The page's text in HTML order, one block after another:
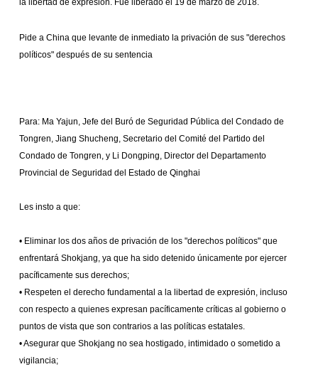
Pide a China que levante de inmediato la privación de sus "derechos
políticos" después de su sentencia
Para: Ma Yajun, Jefe del Buró de Seguridad Pública del Condado de
Tongren, Jiang Shucheng, Secretario del Comité del Partido del
Condado de Tongren, y Li Dongping, Director del Departamento
Provincial de Seguridad del Estado de Qinghai
Les insto a que:
• Eliminar los dos años de privación de los "derechos políticos" que
enfrentará Shokjang, ya que ha sido detenido únicamente por ejercer
pacíficamente sus derechos;
• Respeten el derecho fundamental a la libertad de expresión, incluso
con respecto a quienes expresan pacíficamente críticas al gobierno o
puntos de vista que son contrarios a las políticas estatales.
• Asegurar que Shokjang no sea hostigado, intimidado o sometido a
vigilancia;